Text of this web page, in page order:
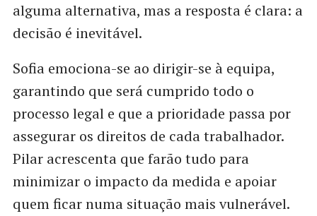
alguma alternativa, mas a resposta é clara: a
decisão é inevitável.
Sofia emociona-se ao dirigir-se à equipa,
garantindo que será cumprido todo o
processo legal e que a prioridade passa por
assegurar os direitos de cada trabalhador.
Pilar acrescenta que farão tudo para
minimizar o impacto da medida e apoiar
quem ficar numa situação mais vulnerável.